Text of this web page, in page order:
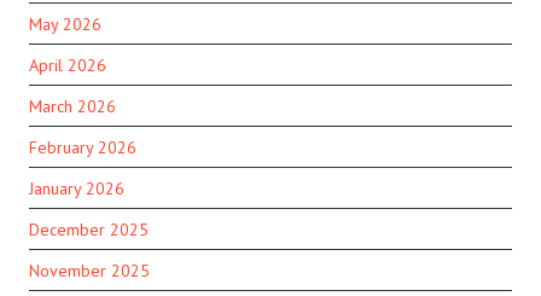
May 2026
April 2026
March 2026
February 2026
January 2026
December 2025
November 2025